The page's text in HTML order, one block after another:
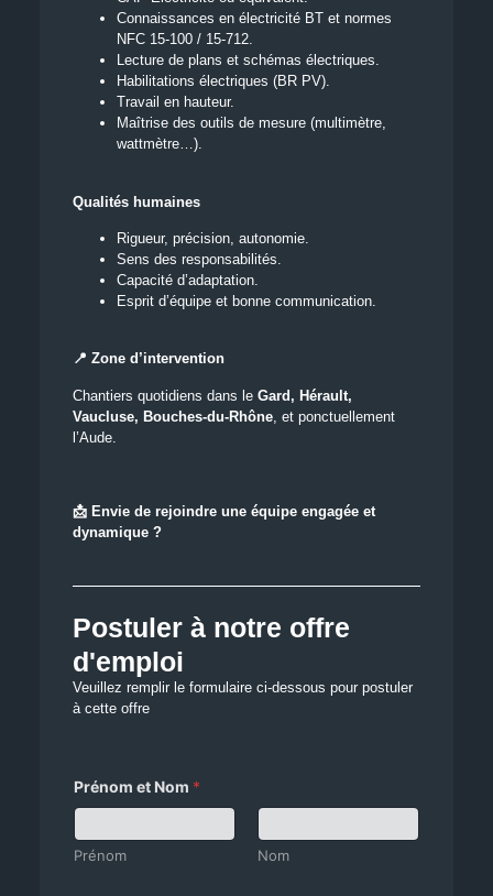
Connaissances en électricité BT et normes
NFC 15-100 / 15-712.
Lecture de plans et schémas électriques.
Habilitations électriques (BR PV).
Travail en hauteur.
Maîtrise des outils de mesure (multimètre,
wattmètre…).
Qualités humaines
Rigueur, précision, autonomie.
Sens des responsabilités.
Capacité d’adaptation.
Esprit d’équipe et bonne communication.
📍 Zone d’intervention
Chantiers quotidiens dans le Gard, Hérault,
Vaucluse, Bouches-du-Rhône, et ponctuellement
l’Aude.
📩 Envie de rejoindre une équipe engagée et
dynamique ?
Postuler à notre offre
d'emploi
Veuillez remplir le formulaire ci-dessous pour postuler
à cette offre
Prénom et Nom *
Prénom Nom